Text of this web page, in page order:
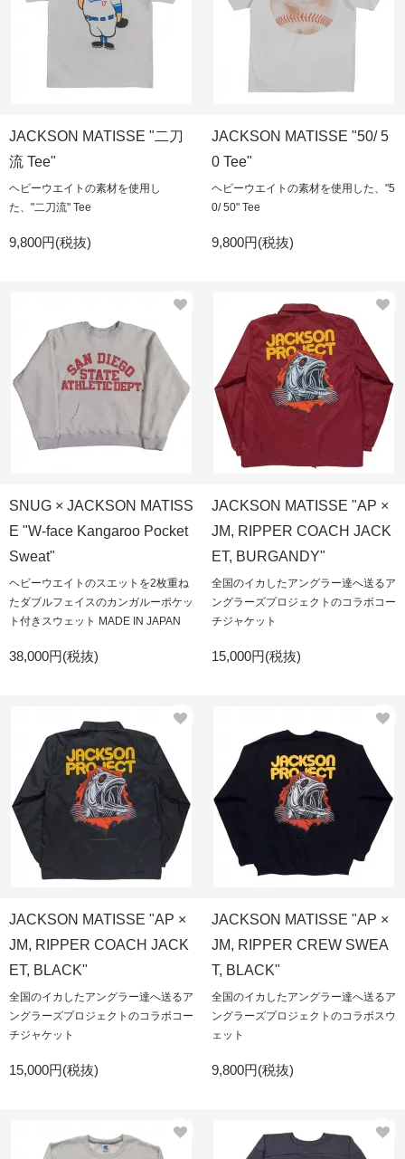
JACKSON MATISSE "二刀
流 Tee"
ヘビーウエイトの素材を使用し
た、"二刀流" Tee
9,800円(税抜)
JACKSON MATISSE "50/ 5
0 Tee"
ヘビーウエイトの素材を使用した、"5
0/ 50" Tee
9,800円(税抜)
SNUG × JACKSON MATISS
E "W-face Kangaroo Pocket
Sweat"
ヘビーウエイトのスエットを2枚重ね
たダブルフェイスのカンガルーポケッ
ト付きスウェット MADE IN JAPAN
38,000円(税抜)
JACKSON MATISSE "AP ×
JM, RIPPER COACH JACK
ET, BURGANDY"
全国のイカしたアングラー達へ送るア
ングラーズプロジェクトのコラボコー
チジャケット
15,000円(税抜)
JACKSON MATISSE "AP ×
JM, RIPPER COACH JACK
ET, BLACK"
全国のイカしたアングラー達へ送るア
ングラーズプロジェクトのコラボコー
チジャケット
15,000円(税抜)
JACKSON MATISSE "AP ×
JM, RIPPER CREW SWEA
T, BLACK"
全国のイカしたアングラー達へ送るア
ングラーズプロジェクトのコラボスウ
ェット
9,800円(税抜)